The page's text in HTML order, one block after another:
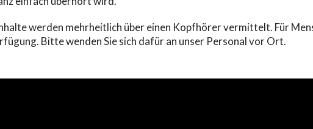
werden mehrheitlich über einen Kopfhörer vermittelt. Für
Bitte wenden Sie sich dafür an unser Personal vor Ort.